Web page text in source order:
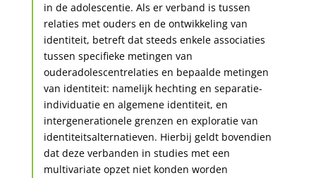
in de adolescentie. Als er verband is tussen
relaties met ouders en de ontwikkeling van
identiteit, betreft dat steeds enkele associaties
tussen specifieke metingen van
ouderadolescentrelaties en bepaalde metingen
van identiteit: namelijk hechting en separatie-
individuatie en algemene identiteit, en
intergenerationele grenzen en exploratie van
identiteitsalternatieven. Hierbij geldt bovendien
dat deze verbanden in studies met een
multivariate opzet niet konden worden